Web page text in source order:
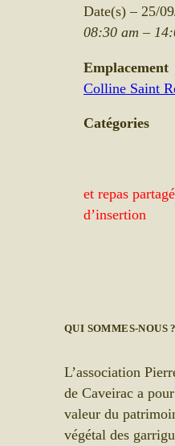
Date(s) – 25/
08:30 am –
Emplacement
Colline Saint
Catégories
et repas
d’insertion
QUI SOMMES-NOUS ?
L’association
de Caveirac a
valeur du
végétal des